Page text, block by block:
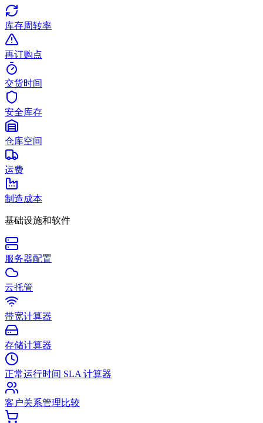
库存周转率
再订购点
交货时间
安全库存
仓库空间
运费
制造成本
基础设施和软件
服务器配置
云托管
带宽计算器
存储计算器
正常运行时间 SLA 计算器
客户关系管理比较